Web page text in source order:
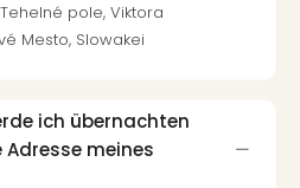
pole, Viktora
Mesto, Slowakei
ich übernachten
meines